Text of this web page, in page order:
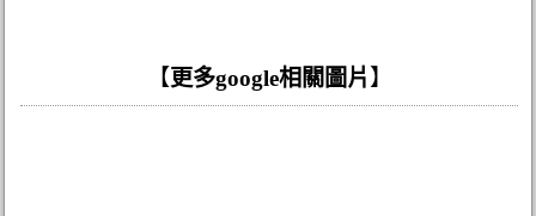
【更多google相關圖片 】